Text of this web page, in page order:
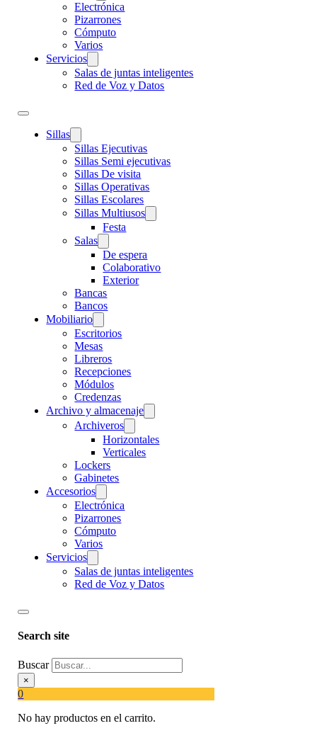
Electrónica
Pizarrones
Cómputo
Varios
Servicios
Salas de juntas inteligentes
Red de Voz y Datos
Sillas
Sillas Ejecutivas
Sillas Semi ejecutivas
Sillas De visita
Sillas Operativas
Sillas Escolares
Sillas Multiusos
Festa
Salas
De espera
Colaborativo
Exterior
Bancas
Bancos
Mobiliario
Escritorios
Mesas
Libreros
Recepciones
Módulos
Credenzas
Archivo y almacenaje
Archiveros
Horizontales
Verticales
Lockers
Gabinetes
Accesorios
Electrónica
Pizarrones
Cómputo
Varios
Servicios
Salas de juntas inteligentes
Red de Voz y Datos
Search site
Buscar
×
0
No hay productos en el carrito.